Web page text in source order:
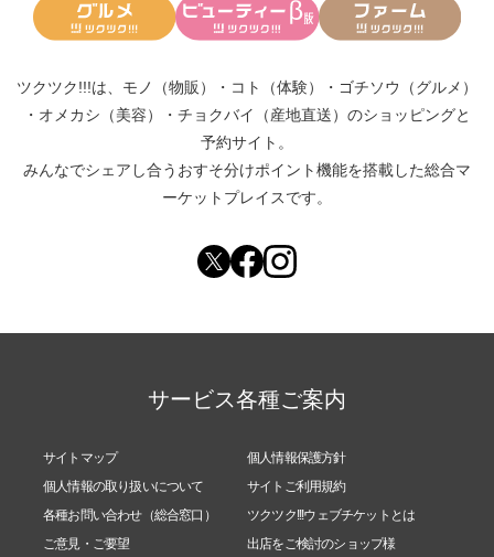
ツクツク!!!は、 モノ（物販） ・ コト（体験） ・ ゴチソウ（グルメ）
・ オメカシ（美容） ・ チョクバイ（産地直送） のショッピングと
予約サイト。
みんなでシェアし合う おすそ分けポイント機能を搭載した総合マ
ーケットプレイスです。
サービス各種ご案内
サイトマップ
個人情報保護方針
個人情報の取り扱いについて
サイトご利用規約
各種お問い合わせ（総合窓口）
ツクツク!!!ウェブチケットとは
ご意見・ご要望
出店をご検討のショップ様